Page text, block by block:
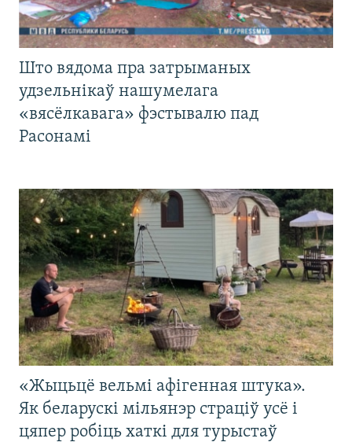
Што вядома пра затрыманых
удзельнікаў нашумелага
«вясёлкавага» фэстывалю пад
Расонамі
«Жыцьцё вельмі афігенная штука».
Як беларускі мільянэр страціў усё і
цяпер робіць хаткі для турыстаў